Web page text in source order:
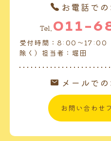
お電話で
Tel. 011-
受付時間：8:00～17:00
除く）担当者：堀田
メールで
お問い合わせ